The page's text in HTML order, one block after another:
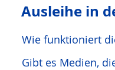
Ausleihe in
Wie funktioniert
Gibt es Medien,